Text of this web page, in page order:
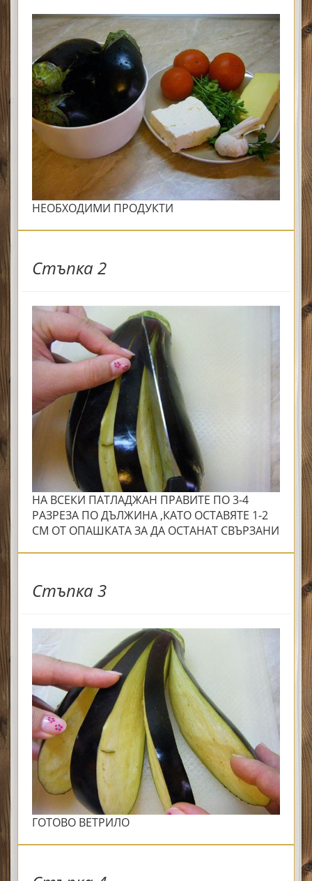
НЕОБХОДИМИ ПРОДУКТИ
Стъпка 2
НА ВСЕКИ ПАТЛАДЖАН ПРАВИТЕ ПО 3-4
РАЗРЕЗА ПО ДЪЛЖИНА ,КАТО ОСТАВЯТЕ 1-2
СМ ОТ ОПАШКАТА ЗА ДА ОСТАНАТ СВЪРЗАНИ
Стъпка 3
ГОТОВО ВЕТРИЛО